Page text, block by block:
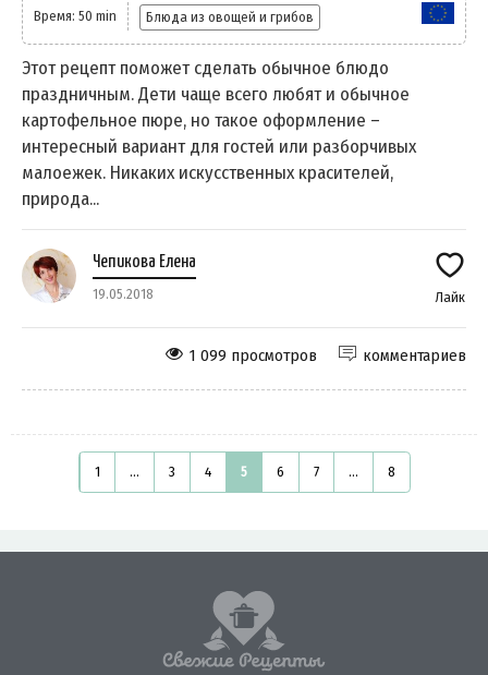
Время: 50 min Блюда из овощей и грибов
Этот рецепт поможет сделать обычное блюдо
праздничным. Дети чаще всего любят и обычное
картофельное пюре, но такое оформление –
интересный вариант для гостей или разборчивых
малоежек. Никаких искусственных красителей,
природа...
Чепикова Елена
19.05.2018 Лайк
комментариев
1 099 просмотров
1 ... 3 4 5 6 7 ... 8